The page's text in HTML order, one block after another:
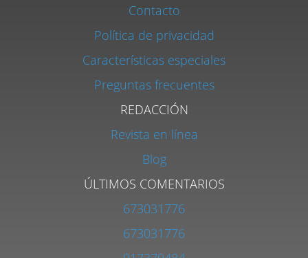
Contacto
Política de privacidad
Características especiales
Preguntas frecuentes
REDACCIÓN
Revista en línea
Blog
ÚLTIMOS COMENTARIOS
673031776
673031776